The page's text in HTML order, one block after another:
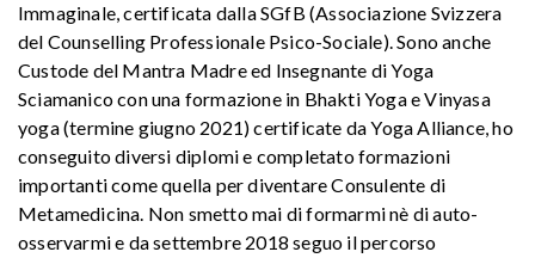
Immaginale, certificata dalla SGfB (Associazione Svizzera
del Counselling Professionale Psico-Sociale). Sono anche
Custode del Mantra Madre ed Insegnante di Yoga
Sciamanico con una formazione in Bhakti Yoga e Vinyasa
yoga (termine giugno 2021) certificate da Yoga Alliance, ho
conseguito diversi diplomi e completato formazioni
importanti come quella per diventare Consulente di
Metamedicina. Non smetto mai di formarmi nè di auto-
osservarmi e da settembre 2018 seguo il percorso